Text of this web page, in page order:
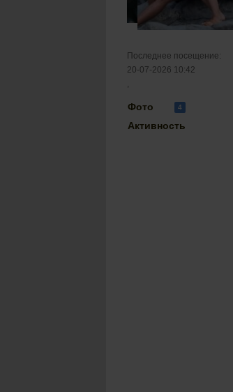
Последнее посещение:
20-07-2026 10:42
,
Фото 4
Активность